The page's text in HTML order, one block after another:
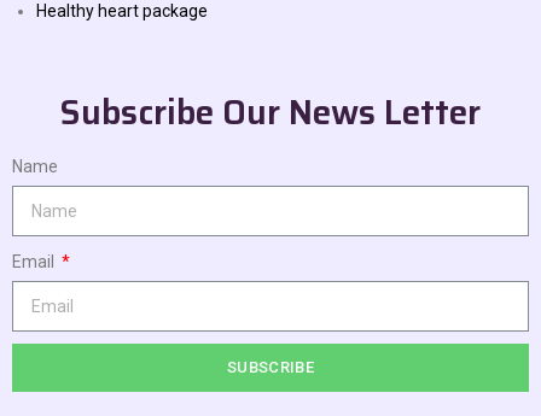
Healthy heart package
Subscribe Our News Letter
Name
Email
SUBSCRIBE